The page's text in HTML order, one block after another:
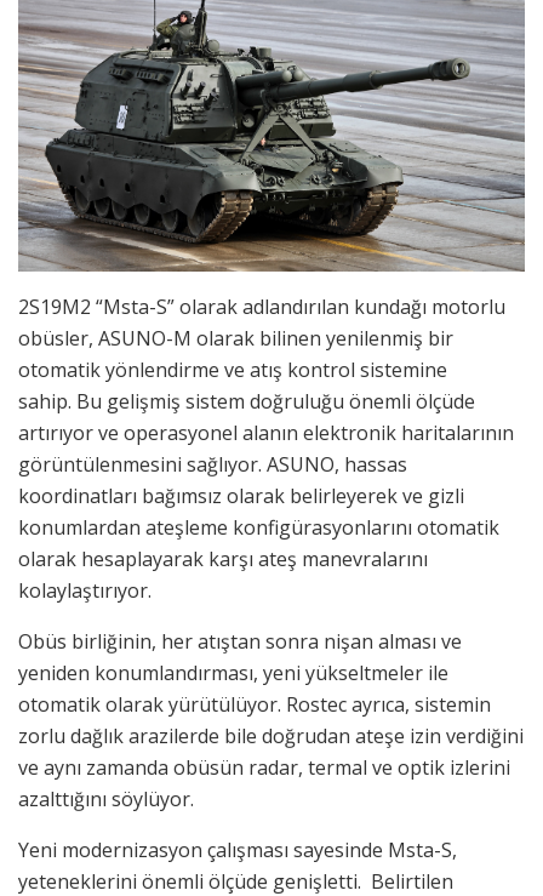
2S19M2 “Msta-S” olarak adlandırılan kundağı motorlu
obüsler, ASUNO-M olarak bilinen yenilenmiş bir
otomatik yönlendirme ve atış kontrol sistemine
sahip. Bu gelişmiş sistem doğruluğu önemli ölçüde
artırıyor ve operasyonel alanın elektronik haritalarının
görüntülenmesini sağlıyor. ASUNO, hassas
koordinatları bağımsız olarak belirleyerek ve gizli
konumlardan ateşleme konfigürasyonlarını otomatik
olarak hesaplayarak karşı ateş manevralarını
kolaylaştırıyor.
Obüs birliğinin, her atıştan sonra nişan alması ve
yeniden konumlandırması, yeni yükseltmeler ile
otomatik olarak yürütülüyor. Rostec ayrıca, sistemin
zorlu dağlık arazilerde bile doğrudan ateşe izin verdiğini
ve aynı zamanda obüsün radar, termal ve optik izlerini
azalttığını söylüyor.
Yeni modernizasyon çalışması sayesinde Msta-S,
yeteneklerini önemli ölçüde genişletti. Belirtilen